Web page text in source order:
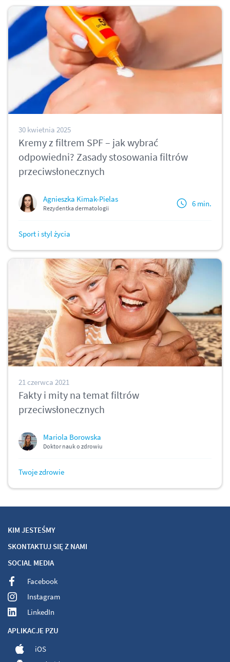
30 kwietnia 2025
Kremy z filtrem SPF – jak wybrać
odpowiedni? Zasady stosowania filtrów
przeciwsłonecznych
Agnieszka Kimak-Pielas
Rezydentka dermatologii 6 min.
Sport i styl życia
21 czerwca 2021
Fakty i mity na temat filtrów
przeciwsłonecznych
Mariola Borowska
Doktor nauk o zdrowiu
Twoje zdrowie
KIM JESTEŚMY
SKONTAKTUJ SIĘ Z NAMI
SOCIAL MEDIA
Facebook
Instagram
LinkedIn
APLIKACJE PZU
iOS